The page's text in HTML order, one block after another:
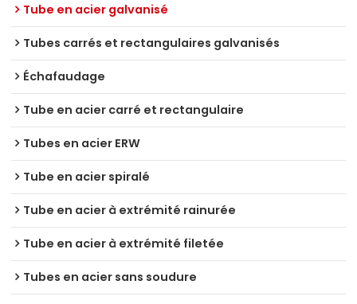
Tube en acier galvanisé
Tubes carrés et rectangulaires galvanisés
Échafaudage
Tube en acier carré et rectangulaire
Tubes en acier ERW
Tube en acier spiralé
Tube en acier à extrémité rainurée
Tube en acier à extrémité filetée
Tubes en acier sans soudure